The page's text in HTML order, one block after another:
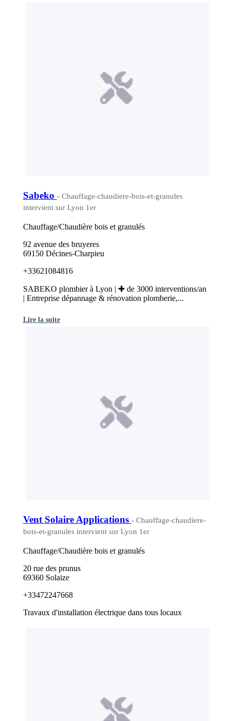
Sabeko - Chauffage-chaudiere-bois-et-granules
intervient sur Lyon 1er
Chauffage/Chaudière bois et granulés
92 avenue des bruyeres
69150 Décines-Charpieu
+33621084816
SABEKO plombier à Lyon | ✚ de 3000 interventions/an
| Entreprise dépannage & rénovation plomberie,...
Lire la suite
Vent Solaire Applications - Chauffage-chaudiere-
bois-et-granules intervient sur Lyon 1er
Chauffage/Chaudière bois et granulés
20 rue des prunus
69360 Solaize
+33472247668
Travaux d'installation électrique dans tous locaux